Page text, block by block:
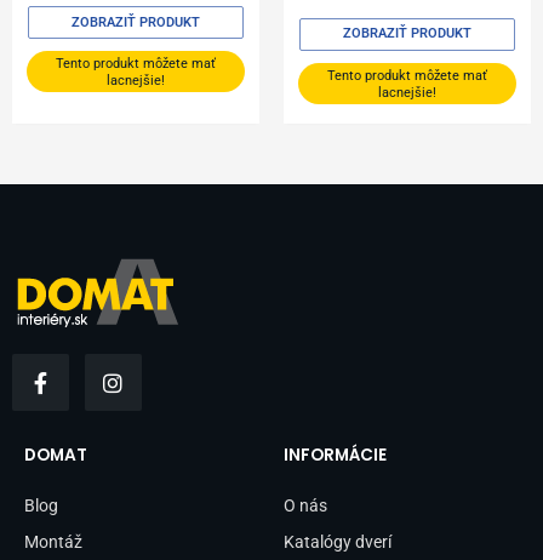
Tento produkt môžete mať
lacnejšie!
ZOBRAZIŤ PRODUKT
Tento produkt môžete mať
lacnejšie!
ZOBRAZIŤ PRODUKT
a
b
o
k
-
n
DOMAT
Blog
Montáž
INFORMÁCIE
O nás
Katalógy dverí